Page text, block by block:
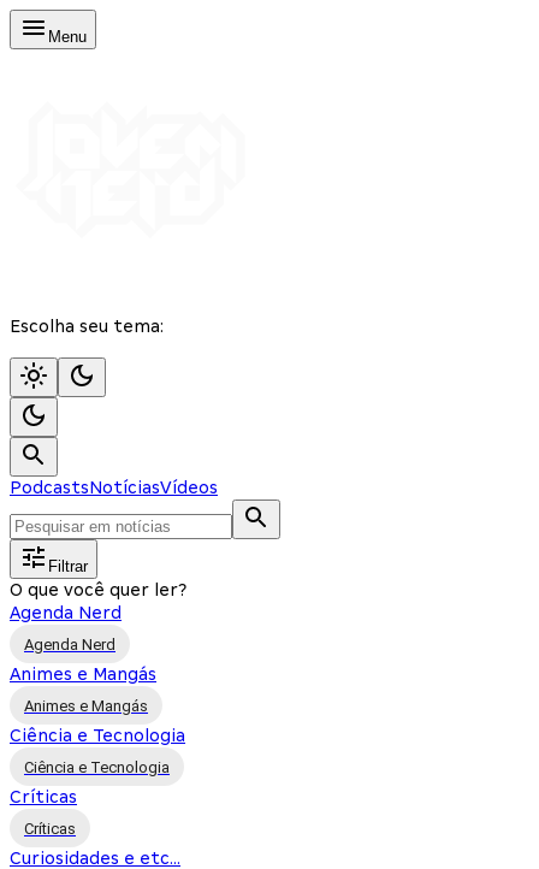
Menu
Escolha seu tema:
PodcastsNotíciasVídeos
Filtrar
O que você quer ler?
Agenda Nerd
Agenda Nerd
Animes e Mangás
Animes e Mangás
Ciência e Tecnologia
Ciência e Tecnologia
Críticas
Críticas
Curiosidades e etc...